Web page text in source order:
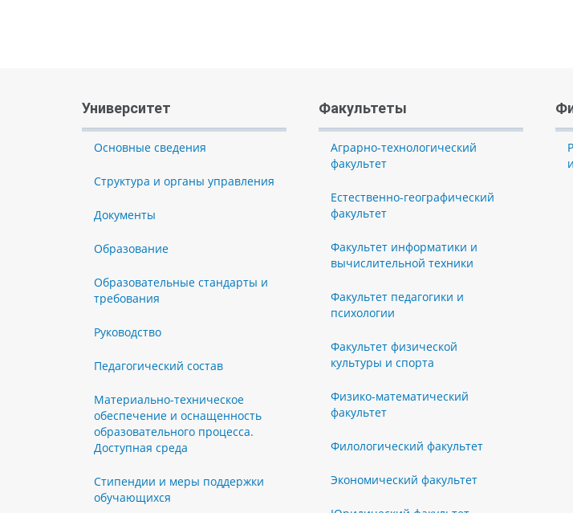
Университет
Основные сведения
Структура и органы управления
Документы
Образование
Образовательные стандарты и
требования
Руководство
Педагогический состав
Материально-техническое
обеспечение и оснащенность
образовательного процесса.
Доступная среда
Стипендии и меры поддержки
обучающихся
Факультеты
Аграрно-технологический
факультет
Естественно-географический
факультет
Факультет информатики и
вычислительной техники
Факультет педагогики и
психологии
Факультет физической
культуры и спорта
Физико-математический
факультет
Филологический факультет
Экономический факультет